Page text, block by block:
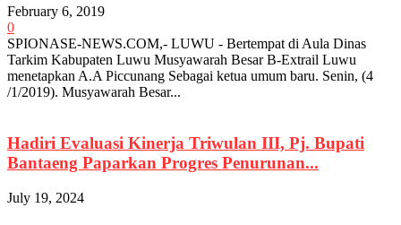
February 6, 2019
0
SPIONASE-NEWS.COM,- LUWU - Bertempat di Aula Dinas
Tarkim Kabupaten Luwu Musyawarah Besar B-Extrail Luwu
menetapkan A.A Piccunang Sebagai ketua umum baru. Senin, (4
/1/2019). Musyawarah Besar...
Hadiri Evaluasi Kinerja Triwulan III, Pj. Bupati
Bantaeng Paparkan Progres Penurunan...
July 19, 2024